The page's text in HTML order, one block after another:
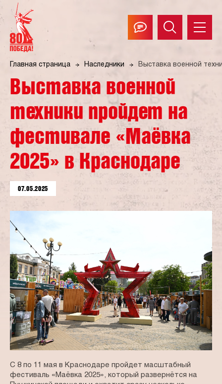
Главная страница Наследники Выставка военной
Выставка военной
техники пройдет на
фестивале «Маёвка
2025» в Краснодаре
07.05.2025
С 8 по 11 мая в Краснодаре пройдет масштабный
фестиваль «Маёвка 2025», который развернётся на